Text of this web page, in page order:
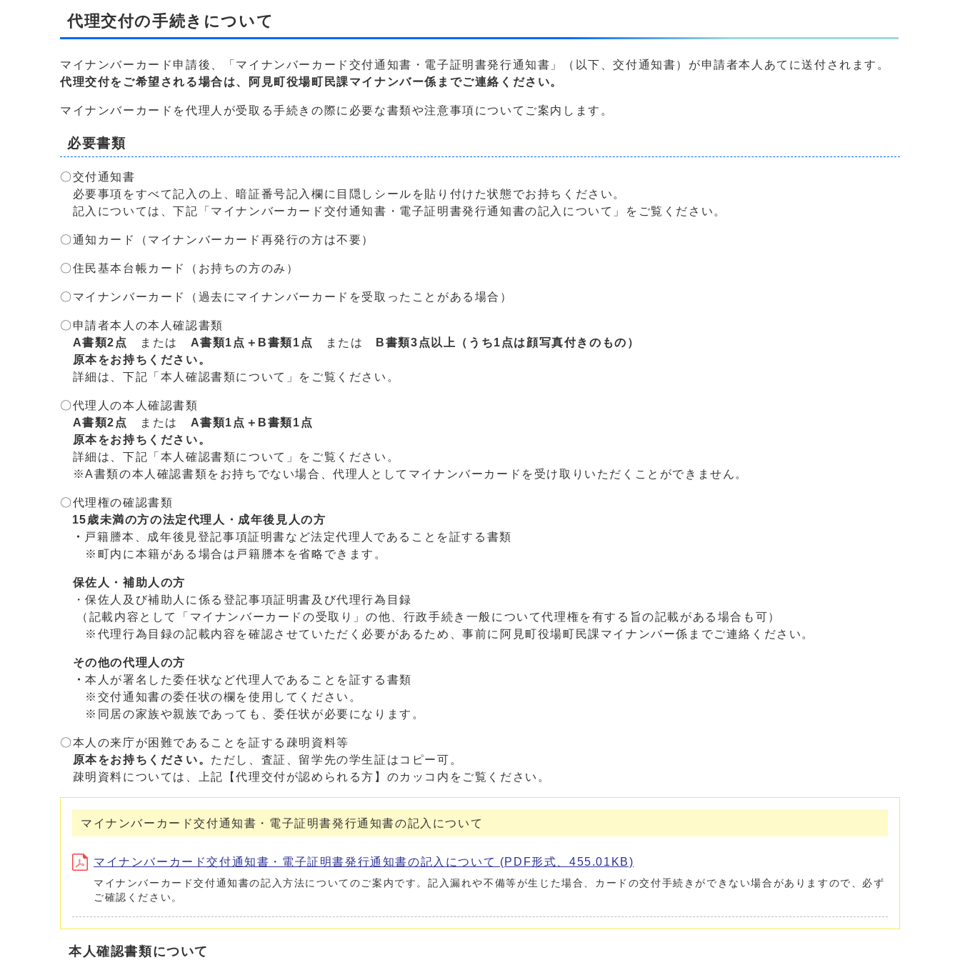
代理交付の手続きについて
マイナンバーカード申請後、「マイナンバーカード交付通知書・電子証明書発行通知書」（以下、交付通知書）が申請者本人あてに送付されます。
代理交付をご希望される場合は、阿見町役場町民課マイナンバー係までご連絡ください。
マイナンバーカードを代理人が受取る手続きの際に必要な書類や注意事項についてご案内します。
必要書類
〇交付通知書
必要事項をすべて記入の上、暗証番号記入欄に目隠しシールを貼り付けた状態でお持ちください。
記入については、下記「マイナンバーカード交付通知書・電子証明書発行通知書の記入について」をご覧ください。
〇通知カード（マイナンバーカード再発行の方は不要）
〇住民基本台帳カード（お持ちの方のみ）
〇マイナンバーカード（過去にマイナンバーカードを受取ったことがある場合）
〇申請者本人の本人確認書類
A書類2点
または A書類1点＋B書類1点 または B書類3点以上
（うち1点は顔写真付きのもの）
原本をお持ちください。
詳細は、下記「本人確認書類について」をご覧ください。
〇代理人の本人確認書類
A書類2点
または A書類1点＋B書類1点
原本をお持ちください。
詳細は、下記「本人確認書類について」をご覧ください。
※A書類の本人確認書類をお持ちでない場合、代理人としてマイナンバーカードを受け取りいただくことができません。
〇代理権の確認書類
15歳未満の方の法定代理人・成年後見人の方
・ 戸籍謄本、成年後見登記事項証明書など法定代理人であることを証する書類
※町内に本籍がある場合は戸籍謄本を省略できます。
保佐人・補助人の方
・保佐人及び補助人に係る登記事項証明書及び代理行為目録
（記載内容として「マイナンバーカードの受取り」の他、行政手続き一般について代理権を有する旨の記載がある場合も可）
※代理行為目録の記載内容を確認させていただく必要があるため、事前に阿見町役場町民課マイナンバー係までご連絡ください。
その他の代理人の方
・本人が署名した委任状など代理人であることを証する書類
※交付通知書の委任状の欄を使用してください。
※同居の家族や親族であっても、委任状が必要になります。
〇本人の来庁が困難であることを証する疎明資料等
原本をお持ちください。 ただし、査証、留学先の学生証はコピー可。
疎明資料については、上記【代理交付が認められる方】のカッコ内をご覧ください。
マイナンバーカード交付通知書・電子証明書発行通知書の記入について
マイナンバーカード交付通知書・電子証明書発行通知書の記入について (PDF形式、455.01KB)
マイナンバーカード交付通知書の記入方法についてのご案内です。記入漏れや不備等が生じた場合、カードの交付手続きができない場合がありますので、必ず
ご確認ください。
本人確認書類について